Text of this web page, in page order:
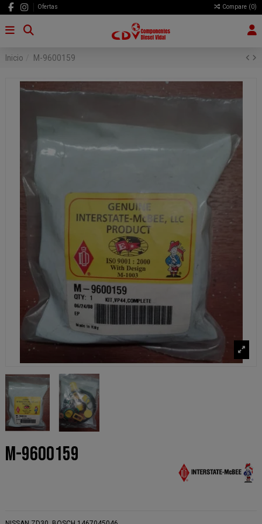
Ofertas Compare (0)
Inicio M-9600159
M-9600159